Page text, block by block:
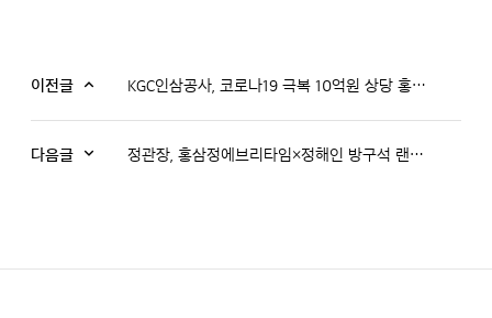
이전글 KGC인삼공사, 코로나19 극복 10억원 상당 홍삼 기부
다음글 정관장, 홍삼정에브리타임×정해인 방구석 랜선 팬사인회 공개